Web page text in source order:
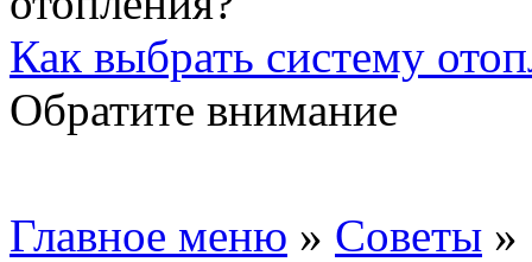
Как выбрать систему
Обратите внимание
Главное меню » Советы »